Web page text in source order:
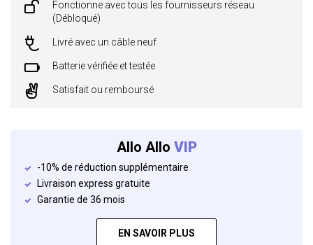
Fonctionne avec tous les fournisseurs réseau
(Débloqué)
Livré avec un câble neuf
Batterie vérifiée et testée
Satisfait ou remboursé
Allo Allo VIP
-10% de réduction supplémentaire
Livraison express gratuite
Garantie de 36 mois
EN SAVOIR PLUS